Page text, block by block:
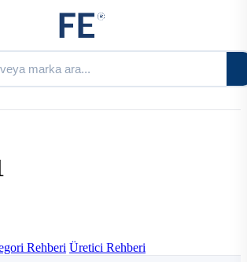
Rehberi Üretici Rehberi